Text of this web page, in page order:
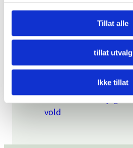
Tillat alle
tillat utvalg
Ikke tillat
What is dinutvei.no?
Gjelder §282 om vold
hvis man ikke har vært
Kollega fortalte han
Har funnet ut at jeg
vold